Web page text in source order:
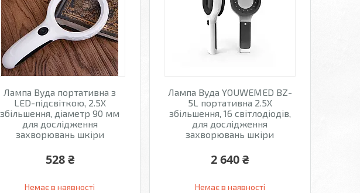
Лампа Вуда портативна з
LED-підсвіткою, 2.5X
збільшення, діаметр 90 мм
для дослідження
захворювань шкіри
528 ₴
Немає в наявності
Лампа Вуда YOUWEMED BZ-
5L портативна 2.5X
збільшення, 16 світлодіодів,
для дослідження
захворювань шкіри
2 640 ₴
Немає в наявності